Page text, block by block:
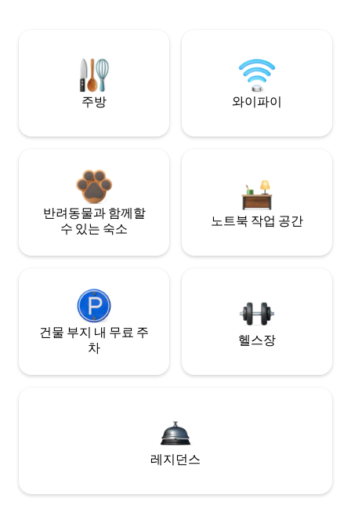
주방 와이파이
반려동물과 함께할
수 있는 숙소
노트북 작업 공간
건물 부지 내 무료 주
차
헬스장
레지던스